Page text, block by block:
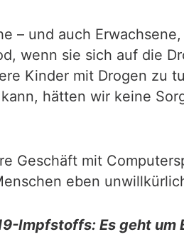
– und auch
wenn sie sich auf die
Kinder mit Drogen zu
hätten wir keine
Geschäft mit
eben
Impfstoffs: Es geht um